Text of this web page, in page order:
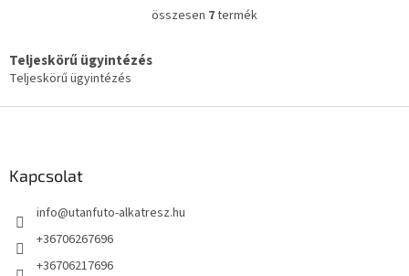
L
i
összesen 7termék
Teljeskörű ügyintézés
Teljeskörű ügyintézés
Kapcsolat
info@utanfuto-alkatresz.hu
+36706267696
+36706217696